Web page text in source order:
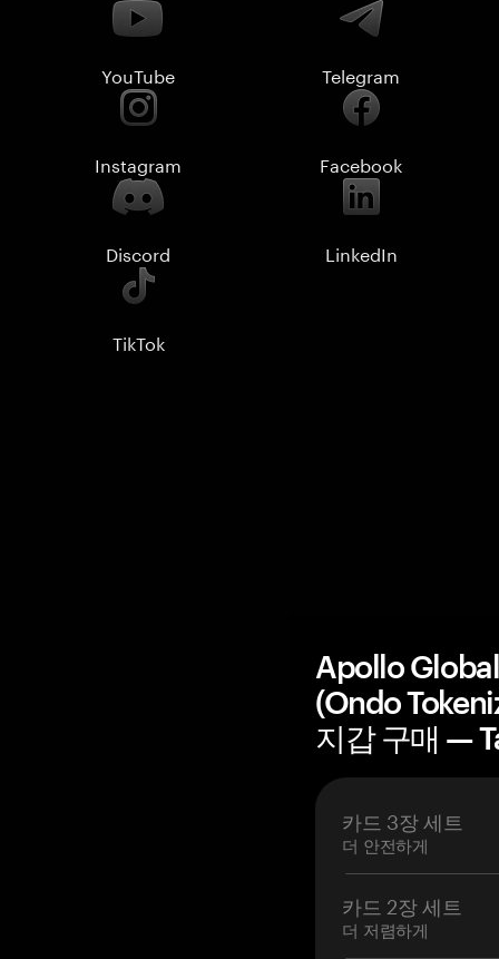
YouTube Telegram
Instagram Facebook
Discord LinkedIn
TikTok
Apollo
(Ondo
지갑 구매 —
카드 3장 세트
더 안전하게
카드 2장 세트
더 저렴하게